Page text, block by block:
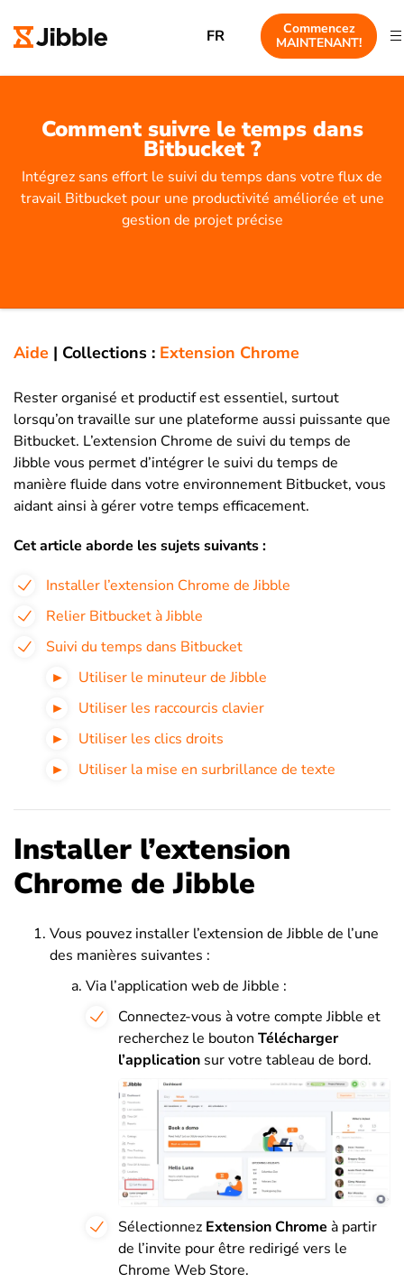
FR
Commencez
MAINTENANT!
Comment suivre le temps dans
Bitbucket ?
Intégrez sans effort le suivi du temps dans votre flux de
travail Bitbucket pour une productivité améliorée et une
gestion de projet précise
Aide | Collections : Extension Chrome
Rester organisé et productif est essentiel, surtout
lorsqu’on travaille sur une plateforme aussi puissante que
Bitbucket. L’extension Chrome de suivi du temps de
Jibble vous permet d’intégrer le suivi du temps de
manière fluide dans votre environnement Bitbucket, vous
aidant ainsi à gérer votre temps efficacement.
Cet article aborde les sujets suivants :
Installer l’extension Chrome de Jibble
Relier Bitbucket à Jibble
Suivi du temps dans Bitbucket
Utiliser le minuteur de Jibble
Utiliser les raccourcis clavier
Utiliser les clics droits
Utiliser la mise en surbrillance de texte
Installer l’extension
Chrome de Jibble
Vous pouvez installer l’extension de Jibble de l’une
des manières suivantes :
Via l’application web de Jibble :
Connectez-vous à votre compte Jibble et
recherchez le bouton Télécharger
l’application sur votre tableau de bord.
Sélectionnez Extension Chrome à partir
de l’invite pour être redirigé vers le
Chrome Web Store.